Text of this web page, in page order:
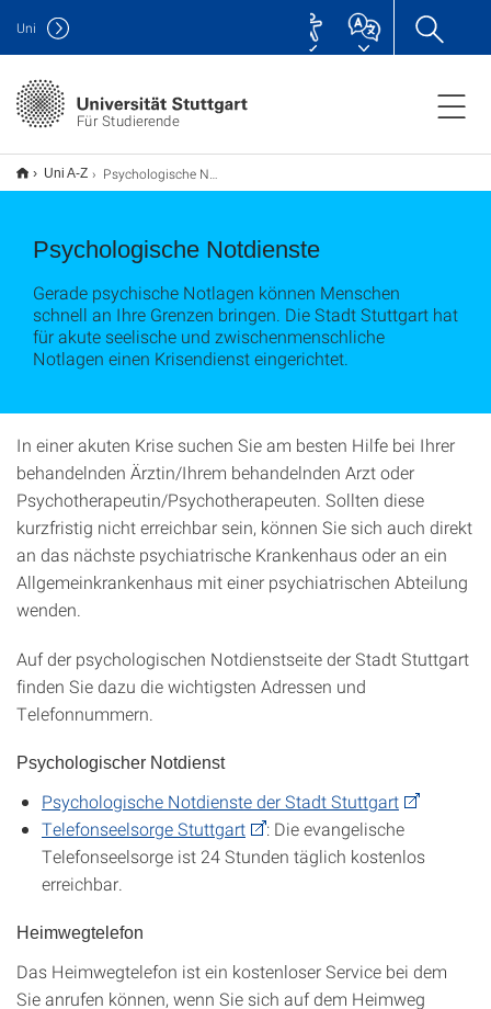
Für Studierende
Uni
Uni A-Z Psychologische Notdienste
Psychologische Notdienste
Gerade psychische Notlagen können Menschen
schnell an Ihre Grenzen bringen. Die Stadt Stuttgart hat
für akute seelische und zwischenmenschliche
Notlagen einen Krisendienst eingerichtet.
In einer akuten Krise suchen Sie am besten Hilfe bei Ihrer
behandelnden Ärztin/Ihrem behandelnden Arzt oder
Psychotherapeutin/Psychotherapeuten. Sollten diese
kurzfristig nicht erreichbar sein, können Sie sich auch direkt
an das nächste psychiatrische Krankenhaus oder an ein
Allgemeinkrankenhaus mit einer psychiatrischen Abteilung
wenden.
Auf der psychologischen Notdienstseite der Stadt Stuttgart
finden Sie dazu die wichtigsten Adressen und
Telefonnummern.
Psychologischer Notdienst
Psychologische Notdienste der Stadt Stuttgart
Telefonseelsorge Stuttgart
: Die evangelische
Telefonseelsorge ist 24 Stunden täglich kostenlos
erreichbar.
Heimwegtelefon
Das Heimwegtelefon ist ein kostenloser Service bei dem
Sie anrufen können, wenn Sie sich auf dem Heimweg